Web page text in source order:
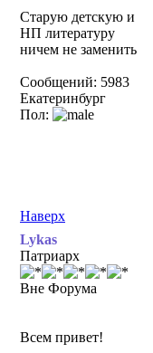
Старую детскую и
НП литературу
ничем не заменить
Сообщений: 5983
Екатеринбург
Пол:
Наверх
Lykas
Патриарх
Вне Форума
Всем привет!